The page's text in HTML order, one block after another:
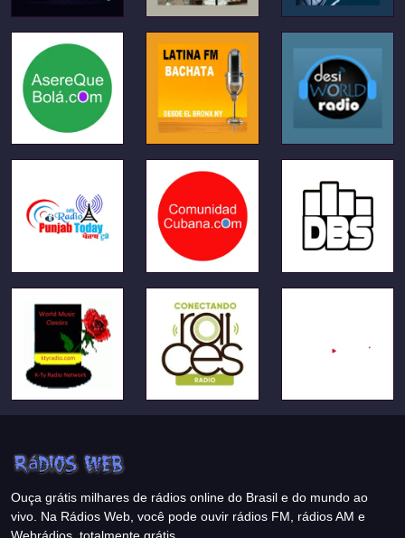
Ouça grátis milhares de rádios online do Brasil e do mundo ao
vivo. Na Rádios Web, você pode ouvir rádios FM, rádios AM e